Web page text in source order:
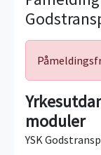
moduler
YSK